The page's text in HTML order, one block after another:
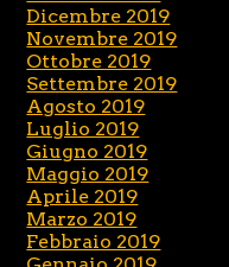
Dicembre 2019
Novembre 2019
Ottobre 2019
Settembre 2019
Agosto 2019
Luglio 2019
Giugno 2019
Maggio 2019
Aprile 2019
Marzo 2019
Febbraio 2019